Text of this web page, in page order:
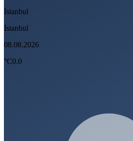
İstanbul
İstanbul
08.08.2026
°C0.0